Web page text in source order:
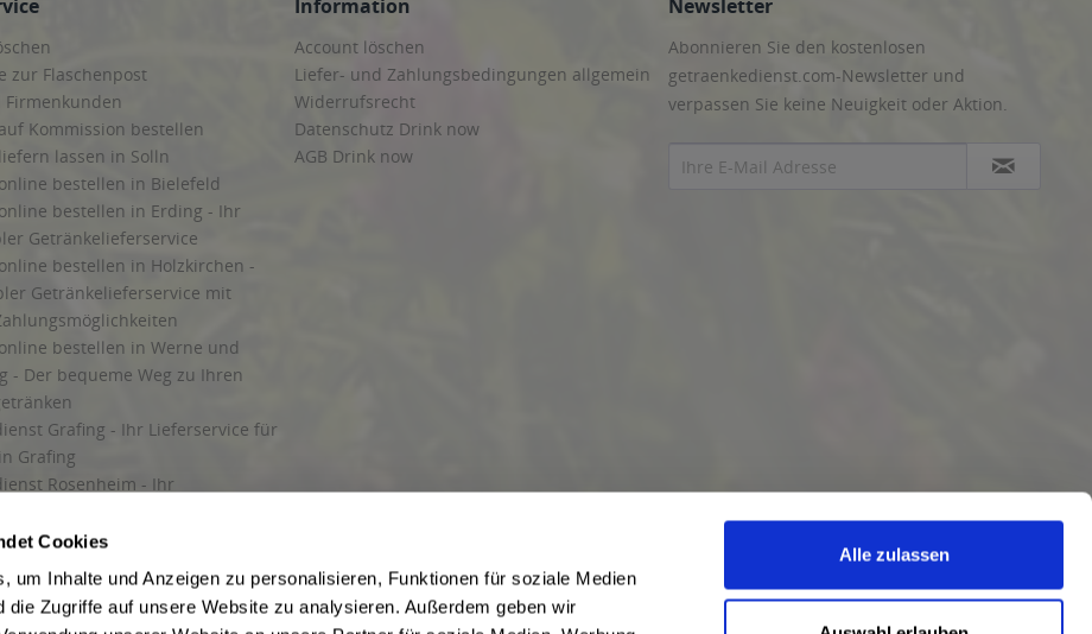
Cookies
um Inhalte und Anzeigen zu personalisieren, Funktionen für soziale Medien
die Zugriffe auf unsere Website zu analysieren. Außerdem geben wir
Alle zulassen
zur Flaschenpost
Kommission bestellen
lassen in Solln
bestellen in Bielefeld
bestellen in Erding - Ihr
Getränkelieferservice
bestellen in Holzkirchen -
Getränkelieferservice mit
bestellen in Werne und
- Der bequeme Weg zu Ihren
Grafing - Ihr Lieferservice für
Grafing
Rosenheim - Ihr
für Getränke
Information
Account löschen
Liefer- und Zahlungsbedingungen allgemein
Widerrufsrecht
Datenschutz Drink now
AGB Drink now
Newsletter
Abonnieren Sie den kostenlosen
getraenkedienst.com-Newsletter und
verpassen Sie keine Neuigkeit oder Aktion.